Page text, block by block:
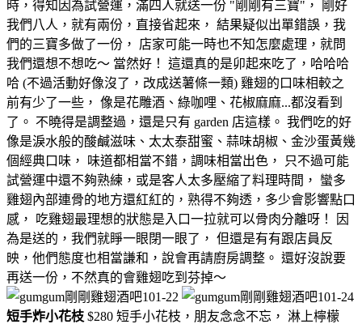
時，得知因為試營運，滿四人就送一份 "剛剛有三寶"， 剛好
我們八人，就有兩份，直接省起來， 結果疑似出單錯誤，我
們的三寶多做了一份， 店家可能一時也不知怎麼處理，就問
我們還想不想吃～ 當然好！ 這還真的是卯起來吃了，哈哈哈
哈 (不過活動好像沒了，改成送薯條一類) 雞翅的口味相較之
前有少了一些， 像是花雕酒、綠咖哩、花椒麻麻...都沒看到
了。 不曉得是調整過，還是只有 garden 店這樣。 我們吃的好
像是淚水般的酸鹹滋味、太太泰甜蜜、蒜味胡椒、金沙蛋黃幾
個經典口味， 味道都相當不錯，調味相當出色， 只不過可能
試營運中還不夠熟練，或是客人太多壓縮了料理時間， 蠻多
雞翅內部連骨的地方還紅紅的，熟得不夠透，多少會影響點口
感， 吃雞翅最理想的狀態是入口一拉就可以骨肉分離呀！ 因
為是送的，我們就睜一眼閉一眼了， 但還是有有跟店員反
映，他們態度也相當謙和，說會再請廚房調整。 還好沒說要
再送一份，不然真的會雞翅吃到芬掉～
短手炸小花枝 $280 短手小花枝，朋友念念不忘， 淋上檸檬